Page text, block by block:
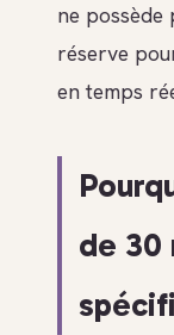
ne possède
réserve
en temps
de 30